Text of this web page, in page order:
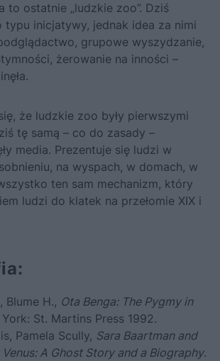
to ostatnie „ludzkie zoo”. Dziś
typu inicjatywy, jednak idea za nimi
grupowe wyszydzanie,
żerowanie na inności –
że ludzkie zoo były pierwszymi
tę samą – co do zasady –
media. Prezentuje się ludzi w
na wyspach, w domach, w
ten sam mechanizm, który
ludzi do klatek na przełomie XIX i
Blume H., Ota Benga: The Pygmy in
St. Martins Press 1992.
Pamela Scully, Sara Baartman and
A Ghost Story and a Biography.